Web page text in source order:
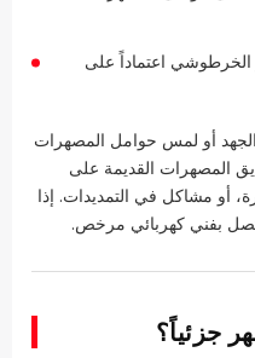
الخرطوشي اعتماداً على
الجهد أو لمس حوامل المصهرات
المصهرات القديمة على
أو مشاكل في التمديدات. إذا
بفني كهربائي مرخص.
جزئياً؟